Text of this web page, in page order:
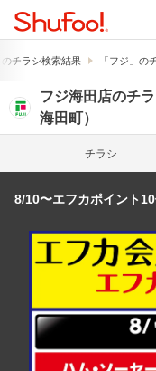
チラシ検索結果 「フジ」の
フジ海田店のチ
海田町）
チラシ
8/10〜エフカポイント